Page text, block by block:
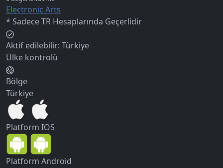
Electronic Arts
* Sadece TR Hesaplarında Geçerlidir
Aktif edilebilir: Türkiye
Ülke kontrolü
Bölge
Türkiye
Platform IOS
Platform Android